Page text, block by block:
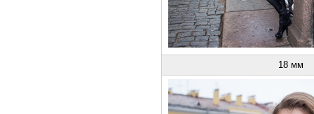
18 мм